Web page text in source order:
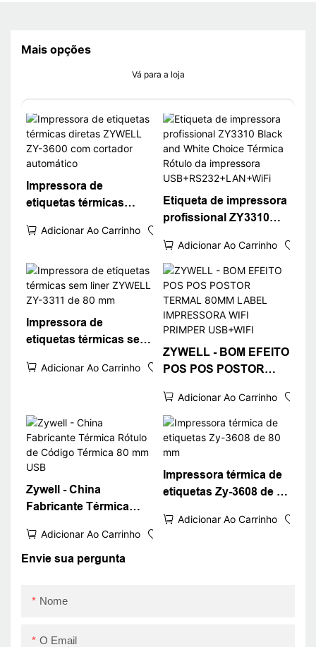
Mais opções
Vá para a loja
Impressora de
etiquetas térmicas
3600 com cortador
Adicionar Ao Carrinho
Etiqueta de impressora
profissional ZY3310
Choice Térmica Rótulo
da impressora
USB+RS232+LAN+WiFi
Adicionar Ao Carrinho
Impressora de
etiquetas térmicas sem
de 80 mm
Adicionar Ao Carrinho
ZYWELL - BOM EFEITO
POS POS POSTOR
IMPRESSORA WIFI
PRIMPER USB+WIFI
Adicionar Ao Carrinho
Zywell - China
Fabricante Térmica
Térmica 80 mm USB
Adicionar Ao Carrinho
Impressora térmica de
etiquetas Zy-3608 de 80
Adicionar Ao Carrinho
Envie sua pergunta
Nome
O Email